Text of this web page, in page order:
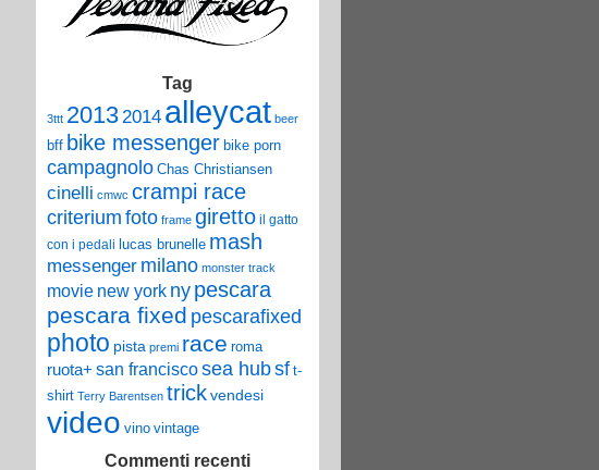
Tag
3ttt 20132014 alleycat beer
bff bike messenger bike porn
campagnolo Chas Christiansen
cinelli cmwc crampi race
criterium foto frame giretto il gatto
con i pedali lucas brunelle mash
messenger milano monster track
movie new york nypescara
pescara fixed pescarafixed
photo pista premi race roma
ruota+ san franciscosea hubsf t-
shirt Terry Barentsen trickvendesi
video vino vintage
Commenti recenti